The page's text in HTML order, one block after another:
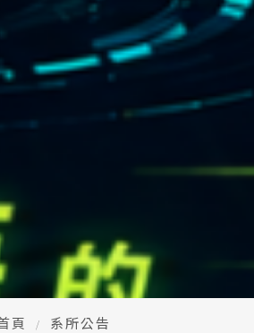
#2706,2707
路 135 號  元智五館 6 樓
頁 系所公告